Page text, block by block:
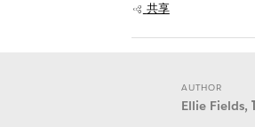
共享
AUTHOR
Ellie Fields,